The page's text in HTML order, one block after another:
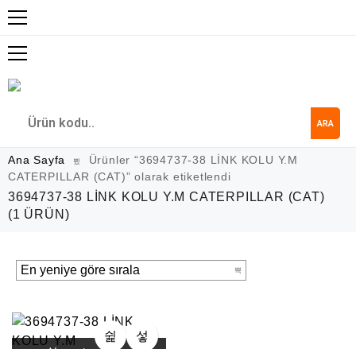
ARA
Ana Sayfa
Ürünler “3694737-38 LİNK KOLU Y.M
CATERPILLAR (CAT)” olarak etiketlendi
3694737-38 LİNK KOLU Y.M CATERPILLAR (CAT)
(1 ÜRÜN)